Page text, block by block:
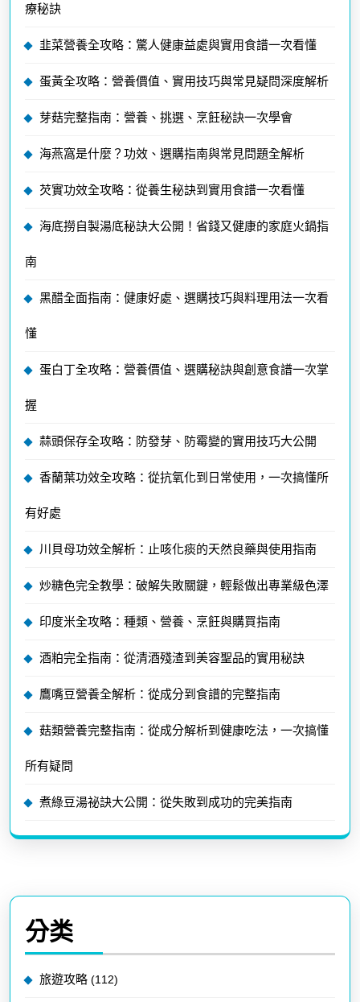
療秘訣
韭菜營養全攻略：驚人健康益處與實用食譜一次看懂
蛋黃全攻略：營養價值、實用技巧與常見疑問深度解析
芽菇完整指南：營養、挑選、烹飪秘訣一次學會
海燕窩是什麼？功效、選購指南與常見問題全解析
芡實功效全攻略：從養生秘訣到實用食譜一次看懂
海底撈自製湯底秘訣大公開！省錢又健康的家庭火鍋指
南
黑醋全面指南：健康好處、選購技巧與料理用法一次看
懂
蛋白丁全攻略：營養價值、選購秘訣與創意食譜一次掌
握
蒜頭保存全攻略：防發芽、防霉變的實用技巧大公開
香蘭葉功效全攻略：從抗氧化到日常使用，一次搞懂所
有好處
川貝母功效全解析：止咳化痰的天然良藥與使用指南
炒糖色完全教學：破解失敗關鍵，輕鬆做出專業級色澤
印度米全攻略：種類、營養、烹飪與購買指南
酒粕完全指南：從清酒殘渣到美容聖品的實用秘訣
鷹嘴豆營養全解析：從成分到食譜的完整指南
菇類營養完整指南：從成分解析到健康吃法，一次搞懂
所有疑問
煮綠豆湯祕訣大公開：從失敗到成功的完美指南
分类
旅遊攻略 (112)